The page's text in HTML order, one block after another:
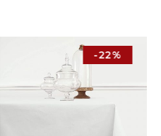
-22%